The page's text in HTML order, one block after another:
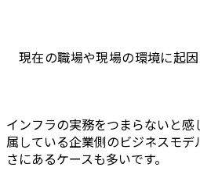
現在の職場や現場の環境に起
インフラの実務をつまらないと感
属している企業側のビジネスモデ
さにあるケースも多いです。